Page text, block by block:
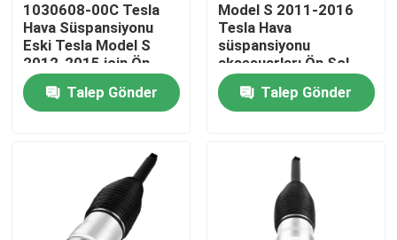
Evde
1030608-00C Tesla
Hava Süspansiyonu
Eski Tesla Model S
2012-2015 için Ön
Hava Taşı
Talep Gönder
Model S 2011-2016
Tesla Hava
süspansiyonu
aksesuarları Ön Sol
Sağ 6006351-00-C
Talep Gönder